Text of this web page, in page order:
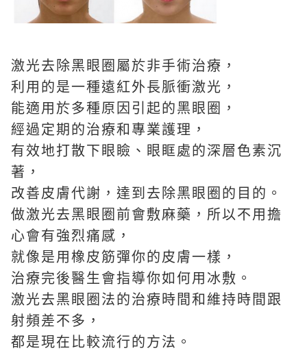
激光去除黑眼圈屬於非手術治療，
利用的是一種遠紅外長脈衝激光，
能適用於多種原因引起的黑眼圈，
經過定期的治療和專業護理，
有效地打散下眼瞼、眼眶處的深層色素沉
著，
改善皮膚代謝，達到去除黑眼圈的目的。
做激光去黑眼圈前會敷麻藥，所以不用擔
心會有強烈痛感，
就像是用橡皮筋彈你的皮膚一樣，
治療完後醫生會指導你如何用冰敷。
激光去黑眼圈法的治療時間和維持時間跟
射頻差不多，
都是現在比較流行的方法。